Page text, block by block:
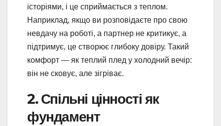
історіями, і це сприймається з теплом.
Наприклад, якщо ви розповідаєте про свою
невдачу на роботі, а партнер не критикує, а
підтримує, це створює глибоку довіру. Такий
комфорт — як теплий плед у холодний вечір:
він не сковує, але зігріває.
2. Спільні цінності як
фундамент